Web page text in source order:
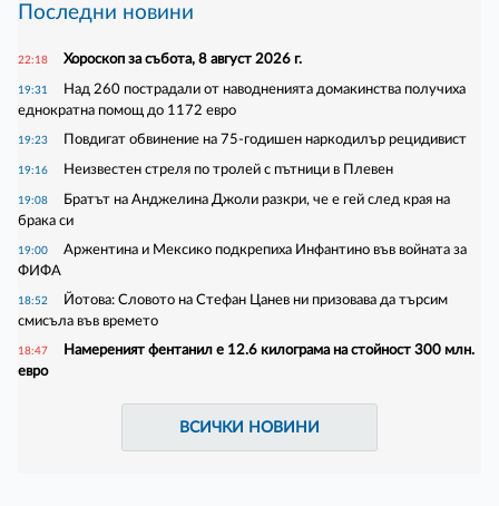
Последни новини
22:18 Хороскоп за събота, 8 август 2026 г.
19:31
Над 260 пострадали от наводненията домакинства получиха
еднократна помощ до 1172 евро
19:23 Повдигат обвинение на 75-годишен наркодилър рецидивист
19:16 Неизвестен стреля по тролей с пътници в Плевен
19:08
Братът на Анджелина Джоли разкри, че е гей след края на
брака си
19:00
Аржентина и Мексико подкрепиха Инфантино във войната за
ФИФА
18:52
Йотова: Словото на Стефан Цанев ни призовава да търсим
смисъла във времето
18:47
Намереният фентанил е 12.6 килограма на стойност 300 млн.
евро
ВСИЧКИ НОВИНИ